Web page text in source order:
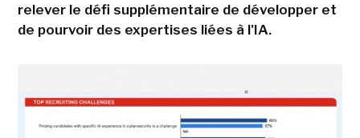
relever le défi supplémentaire de développer et
de pourvoir des expertises liées à l'IA.